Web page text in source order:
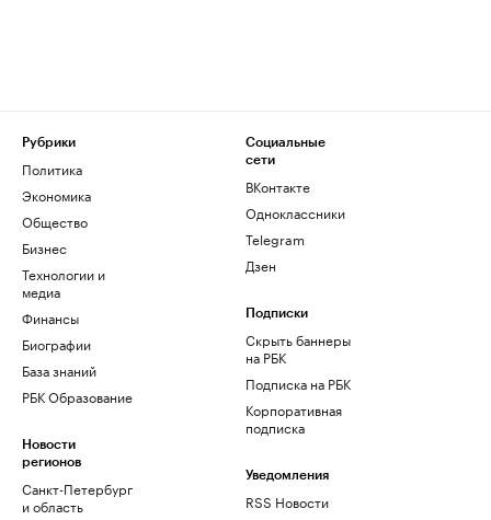
Рубрики
Политика
Экономика
Общество
Бизнес
Технологии и
медиа
Финансы
Биографии
База знаний
РБК Образование
Новости
регионов
Санкт-Петербург
и область
Социальные
сети
ВКонтакте
Одноклассники
Telegram
Дзен
Подписки
Скрыть баннеры
на РБК
Подписка на РБК
Корпоративная
подписка
Уведомления
RSS Новости